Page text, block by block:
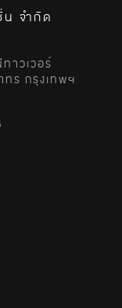
จำกัด
าวเวอร์
ทร กรุงเทพฯ